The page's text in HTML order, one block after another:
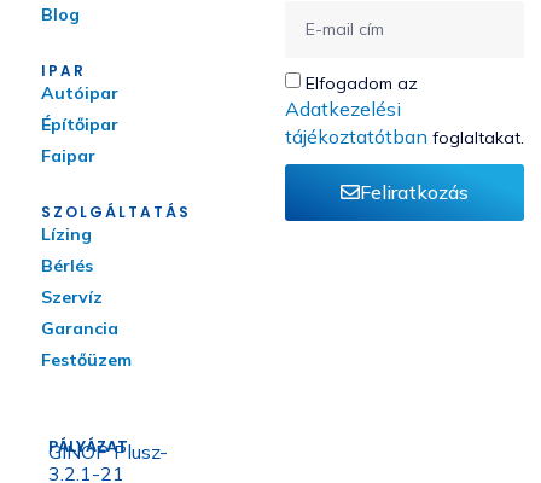
Blog
IPAR
Autóipar
Építőipar
Faipar
SZOLGÁLTATÁS
Lízing
Bérlés
Szervíz
Garancia
Festőüzem
PÁLYÁZAT
GINOP Plusz-
3.2.1-21
Elfogadom az
Adatkezelési
tájékoztatótban foglaltakat.
Feliratkozás